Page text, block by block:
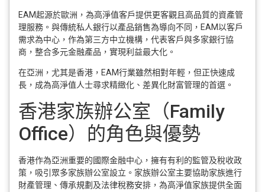
EAM起源於歐洲，為高淨值客戶提供更客觀且高品質的資產管
理服務。與傳統私人銀行以產品銷售為導向不同，EAM以客戶
需求為中心，作為第三方中立機構，代表客戶與多家銀行協
商，整合多元金融產品，實現利益最大化。
在亞洲，尤其是香港，EAM行業雖然相對年輕，但正快速成
長，成為高淨值人士尋求精緻化、差異化財富管理的首選。
香港家族辦公室（Family
Office）的角色與優勢
香港作為亞洲重要的國際金融中心，擁有有利的監管及稅收政
策，吸引眾多家族辦公室設立。家族辦公室主要協助家族進行
財產管理、傳承規劃及法律稅務安排，為高淨值家族提供全面